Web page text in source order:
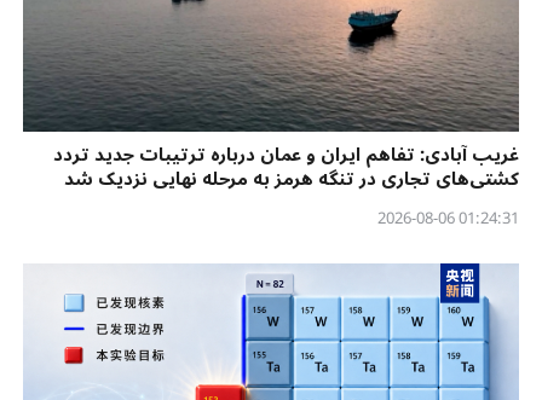
غریب آبادی: تفاهم ایران و عمان درباره ترتیبات جدید تردد
کشتی‌های تجاری در تنگه هرمز به مرحله نهایی نزدیک شد
01:24:31 2026-08-06